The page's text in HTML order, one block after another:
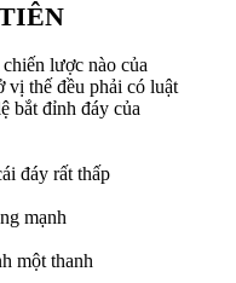
lược nào của
thế đều phải có luật
bắt đỉnh đáy của
đáy rất thấp
mạnh
một thanh